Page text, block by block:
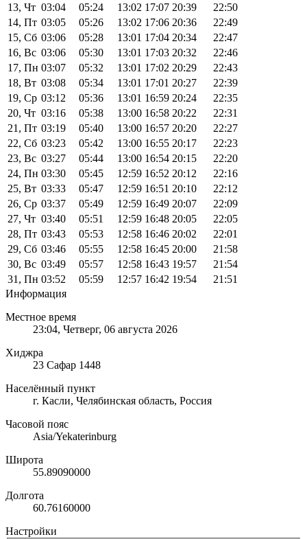
13, Чт 03:04 05:24 13:02 17:07 20:39
22:50
14, Пт 03:05 05:26 13:02 17:06 20:36
22:49
15, Сб 03:06 05:28 13:01 17:04 20:34
22:47
16, Вс 03:06 05:30 13:01 17:03 20:32
22:46
17, Пн 03:07 05:32 13:01 17:02 20:29
22:43
18, Вт 03:08 05:34 13:01 17:01 20:27
22:39
19, Ср 03:12 05:36 13:01 16:59 20:24
22:35
20, Чт 03:16 05:38 13:00 16:58 20:22
22:31
21, Пт 03:19 05:40 13:00 16:57 20:20
22:27
22, Сб 03:23 05:42 13:00 16:55 20:17
22:23
23, Вс 03:27 05:44 13:00 16:54 20:15
22:20
24, Пн 03:30 05:45 12:59 16:52 20:12
22:16
25, Вт 03:33 05:47 12:59 16:51 20:10
22:12
26, Ср 03:37 05:49 12:59 16:49 20:07
22:09
27, Чт 03:40 05:51 12:59 16:48 20:05
22:05
28, Пт 03:43 05:53 12:58 16:46 20:02
22:01
29, Сб 03:46 05:55 12:58 16:45 20:00
21:58
30, Вс 03:49 05:57 12:58 16:43 19:57
21:54
31, Пн 03:52 05:59 12:57 16:42 19:54
21:51
Информация
Местное время
23:04, Четверг, 06 августа 2026
Хиджра
23 Сафар 1448
Населённый пункт
г. Касли, Челябинская область, Россия
Часовой пояс
Asia/Yekaterinburg
Широта
55.89090000
Долгота
60.76160000
Настройки